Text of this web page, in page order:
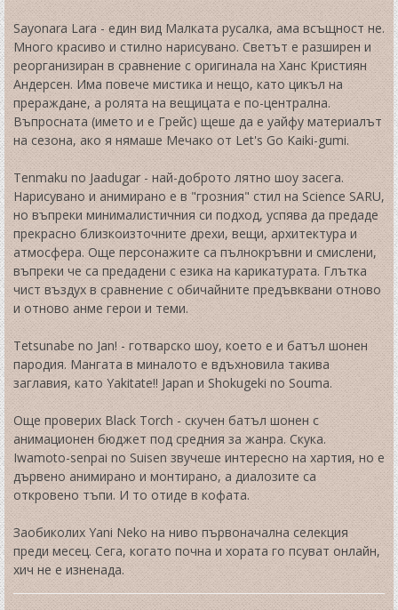
Sayonara Lara - един вид Малката русалка, ама всъщност не.
Много красиво и стилно нарисувано. Светът е разширен и
реорганизиран в сравнение с оригинала на Ханс Кристиян
Андерсен. Има повече мистика и нещо, като цикъл на
прераждане, а ролята на вещицата е по-централна.
Въпросната (името и е Грейс) щеше да е уайфу материалът
на сезона, ако я нямаше Мечако от Let's Go Kaiki-gumi.
Tenmaku no Jaadugar - най-доброто лятно шоу засега.
Нарисувано и анимирано е в "грозния" стил на Science SARU,
но въпреки минималистичния си подход, успява да предаде
прекрасно близкоизточните дрехи, вещи, архитектура и
атмосфера. Още персонажите са пълнокръвни и смислени,
въпреки че са предадени с езика на карикатурата. Глътка
чист въздух в сравнение с обичайните предъвквани отново
и отново анме герои и теми.
Tetsunabe no Jan! - готварско шоу, което е и батъл шонен
пародия. Мангата в миналото е вдъхновила такива
заглавия, като Yakitate!! Japan и Shokugeki no Souma.
Още проверих Black Torch - скучен батъл шонен с
анимационен бюджет под средния за жанра. Скука.
Iwamoto-senpai no Suisen звучеше интересно на хартия, но е
дървено анимирано и монтирано, а диалозите са
откровено тъпи. И то отиде в кофата.
Заобиколих Yani Neko на ниво първоначална селекция
преди месец. Сега, когато почна и хората го псуват онлайн,
хич не е изненада.